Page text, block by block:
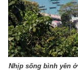
Nhịp sống bình yên